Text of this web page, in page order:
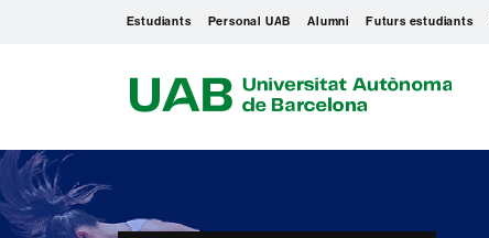
Estudiants Personal UAB Alumni Futurs estudiants
B